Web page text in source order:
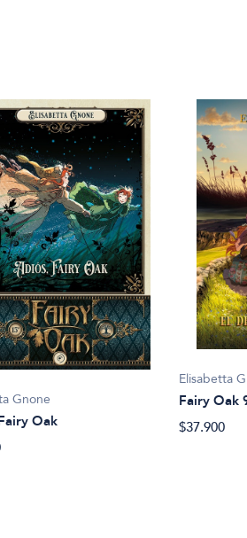
Gnone
Oak
Elisabetta
Fairy Oak
$37.900